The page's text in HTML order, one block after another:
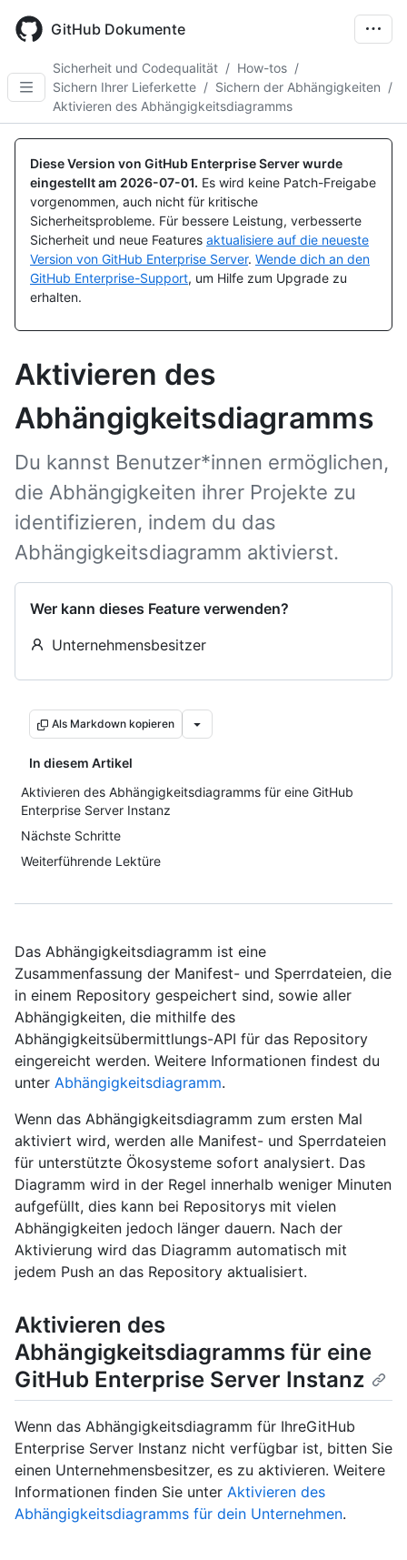
main
GitHub Dokumente
Sicherheit und Codequalität / How-tos /
Sichern Ihrer Lieferkette / Sichern der Abhängigkeiten /
Aktivieren des Abhängigkeitsdiagramms
Diese Version von GitHub Enterprise Server wurde
eingestellt am 2026-07-01. Es wird keine Patch-Freigabe
vorgenommen, auch nicht für kritische
Sicherheitsprobleme. Für bessere Leistung, verbesserte
Sicherheit und neue Features aktualisiere auf die neueste
Version von GitHub Enterprise Server. Wende dich an den
GitHub Enterprise-Support, um Hilfe zum Upgrade zu
erhalten.
Aktivieren des
Abhängigkeitsdiagramms
Du kannst Benutzer*innen ermöglichen,
die Abhängigkeiten ihrer Projekte zu
identifizieren, indem du das
Abhängigkeitsdiagramm aktivierst.
Wer kann dieses Feature verwenden?
Unternehmensbesitzer
Als Markdown kopieren
In diesem Artikel
Aktivieren des Abhängigkeitsdiagramms für eine GitHub
Enterprise Server Instanz
Nächste Schritte
Weiterführende Lektüre
Das Abhängigkeitsdiagramm ist eine
Zusammenfassung der Manifest- und Sperrdateien, die
in einem Repository gespeichert sind, sowie aller
Abhängigkeiten, die mithilfe des
Abhängigkeitsübermittlungs-API für das Repository
eingereicht werden. Weitere Informationen findest du
unter Abhängigkeitsdiagramm.
Wenn das Abhängigkeitsdiagramm zum ersten Mal
aktiviert wird, werden alle Manifest- und Sperrdateien
für unterstützte Ökosysteme sofort analysiert. Das
Diagramm wird in der Regel innerhalb weniger Minuten
aufgefüllt, dies kann bei Repositorys mit vielen
Abhängigkeiten jedoch länger dauern. Nach der
Aktivierung wird das Diagramm automatisch mit
jedem Push an das Repository aktualisiert.
Aktivieren des
Abhängigkeitsdiagramms für eine
GitHub Enterprise Server Instanz
Wenn das Abhängigkeitsdiagramm für IhreGitHub
Enterprise Server Instanz nicht verfügbar ist, bitten Sie
einen Unternehmensbesitzer, es zu aktivieren. Weitere
Informationen finden Sie unter Aktivieren des
Abhängigkeitsdiagramms für dein Unternehmen.